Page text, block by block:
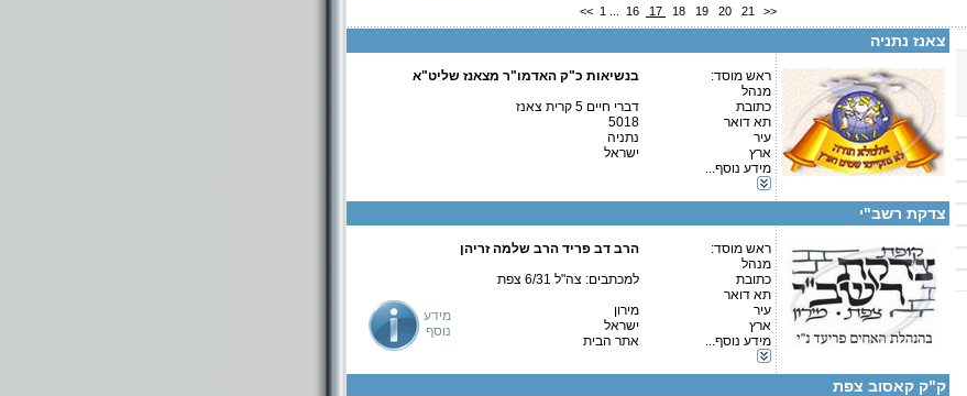
<< 1 16 17 18 19 20 21 >>
צאנז נתניה
ראש מוסד:
בנשיאות כ"ק האדמו"ר מצאנז שליט"א
מנהל
כתובת
דברי חיים 5 קרית צאנז
תא דואר
5018
עיר
נתניה
ארץ
ישראל
מידע נוסף...
קטגוריות:
ישיבות-ישיבה גדולה
ישיבות-ישיבה קטנה
אגודות וארגונים-צדקה
אגודות וארגונים-חסד
תלמודי תורה-תלמוד תורה
בתי ספר וסמינרים-בית ספר
בתי ספר וסמינרים-סמינר
כוללים-כולל יום שלם
כוללים-בוקר / ערב
צדקת רשב"י
ראש מוסד:
הרב דב פריד הרב שלמה זריהן
מנהל
כתובת
למכתבים: צה"ל 6/31 צפת
תא דואר
עיר
מירון
ארץ
ישראל
מידע נוסף...
אתר הבית
מידע
נוסף
פרטים נוספים:
טלפון 1:
טלפון 2:
פקס
חדרי אברהם יצחק ויעקב [מרפסת כהנים
קטגוריות:
אגודות וארגונים-חסד
ק"ק קאסוב צפת
פרטים נוספים:
טלפון 1:
טלפון 2:
פקס
מספר עמותה:
איש קשר:
הרב ישראל יהודה רוטנברג